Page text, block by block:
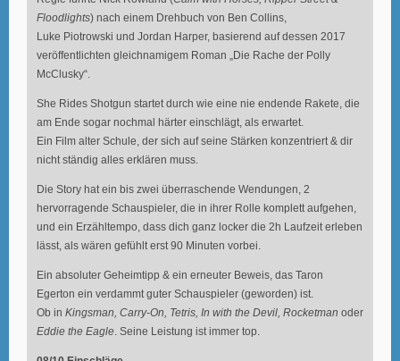
Floodlights) nach einem Drehbuch von Ben Collins,
Luke Piotrowski und Jordan Harper, basierend auf dessen 2017
veröffentlichten gleichnamigem Roman „Die Rache der Polly
McClusky“.
She Rides Shotgun startet durch wie eine nie endende Rakete, die
am Ende sogar nochmal härter einschlägt, als erwartet.
Ein Film alter Schule, der sich auf seine Stärken konzentriert & dir
nicht ständig alles erklären muss.
Die Story hat ein bis zwei überraschende Wendungen, 2
hervorragende Schauspieler, die in ihrer Rolle komplett aufgehen,
und ein Erzähltempo, dass dich ganz locker die 2h Laufzeit erleben
lässt, als wären gefühlt erst 90 Minuten vorbei.
Ein absoluter Geheimtipp & ein erneuter Beweis, das Taron
Egerton ein verdammt guter Schauspieler (geworden) ist.
Ob in Kingsman, Carry-On, Tetris, In with the Devil, Rocketman oder
Eddie the Eagle . Seine Leistung ist immer top.